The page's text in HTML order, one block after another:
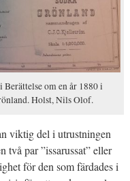
om en år 1880 i
Holst, Nils Olof.
viktig del i utrustningen
två par ”issarussat” eller
för den som färdades i